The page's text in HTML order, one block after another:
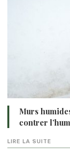
Murs
contrer
LIRE LA SUITE